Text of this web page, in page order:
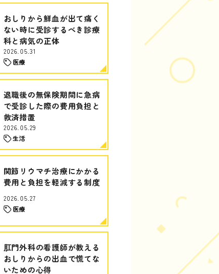
おしりから鮮血が出て痛く
ない時に受診するべき診療
科と病気の正体
2026.05.31
医療
退職後の無保険期間に急病
で受診した際の費用負担と
救済措置
2026.05.29
生活
関節リウマチ治療にかかる
費用と負担を軽減する制度
2026.05.27
医療
肛門外科の看護師が教える
おしりからの出血で慌てな
いための心得